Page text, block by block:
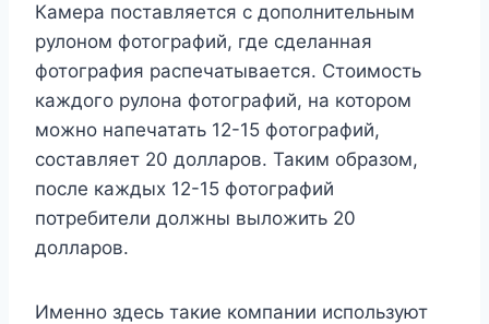
Камера поставляется с дополнительным
рулоном фотографий, где сделанная
фотография распечатывается. Стоимость
каждого рулона фотографий, на котором
можно напечатать 12-15 фотографий,
составляет 20 долларов. Таким образом,
после каждых 12-15 фотографий
потребители должны выложить 20
долларов.
Именно здесь такие компании используют